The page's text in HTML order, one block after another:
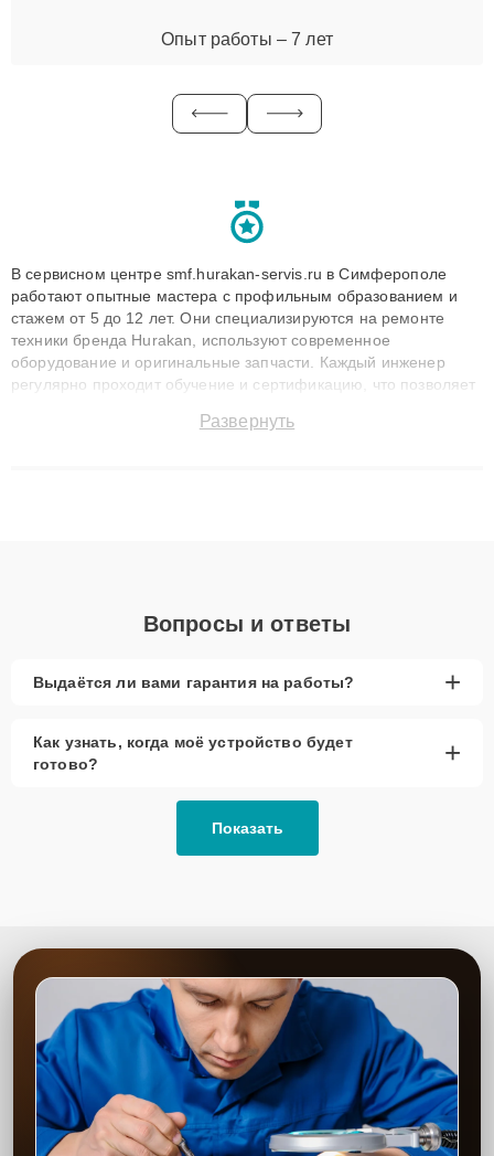
Опыт работы – 7 лет
В сервисном центре smf.hurakan-servis.ru в Симферополе
работают опытные мастера с профильным образованием и
стажем от 5 до 12 лет. Они специализируются на ремонте
техники бренда Hurakan, используют современное
оборудование и оригинальные запчасти. Каждый инженер
регулярно проходит обучение и сертификацию, что позволяет
технику с сохранением гарантии до 3 лет. Наши мастера
Развернуть
Вопросы и ответы
Выдаётся ли вами гарантия на работы? +
Как узнать, когда моё устройство будет
готово?
+
Показать